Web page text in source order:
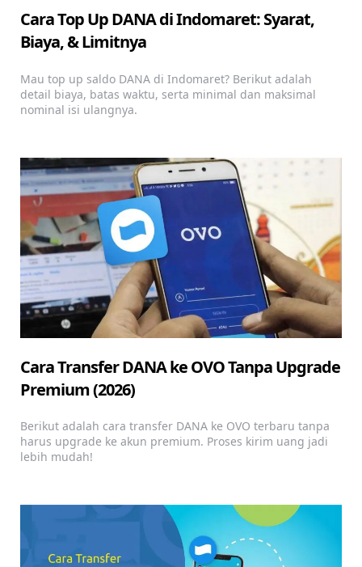
Cara Top Up DANA di Indomaret: Syarat,
Biaya, & Limitnya
Mau top up saldo DANA di Indomaret? Berikut adalah
detail biaya, batas waktu, serta minimal dan maksimal
nominal isi ulangnya.
Cara Transfer DANA ke OVO Tanpa Upgrade
Premium (2026)
Berikut adalah cara transfer DANA ke OVO terbaru tanpa
harus upgrade ke akun premium. Proses kirim uang jadi
lebih mudah!